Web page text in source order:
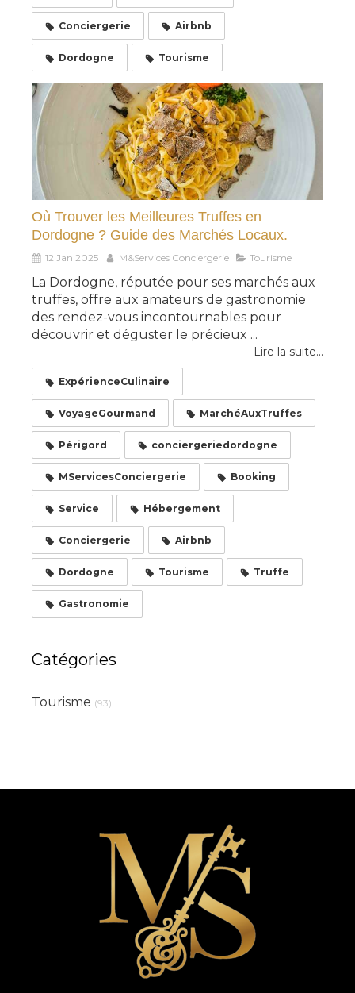
Conciergerie Airbnb
Dordogne Tourisme
Où Trouver les Meilleures Truffes en
Dordogne ? Guide des Marchés Locaux.
12 Jan 2025 M&Services Conciergerie Tourisme
La Dordogne, réputée pour ses marchés aux
truffes, offre aux amateurs de gastronomie
des rendez-vous incontournables pour
découvrir et déguster le précieux ...
Lire la suite...
ExpérienceCulinaire
VoyageGourmand MarchéAuxTruffes
Périgord conciergeriedordogne
MServicesConciergerie Booking
Service Hébergement
Conciergerie Airbnb
Dordogne Tourisme Truffe
Gastronomie
Catégories
Tourisme (93)